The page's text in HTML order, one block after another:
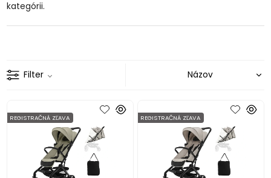
kategórii.
Filter
REGISTRAČNÁ ZĽAVA REGISTRAČNÁ ZĽAVA